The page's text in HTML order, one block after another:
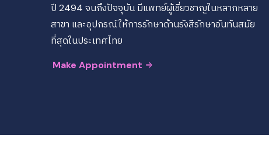
ปี 2494 จนถึงปัจจุบัน มีแพทย์ผู้เชี่ยวชาญในหลากหลาย
สาขา และอุปกรณ์ให้การรักษาด้านรังสีรักษาอันทันสมัย
ที่สุดในประเทศไทย
Make Appointment